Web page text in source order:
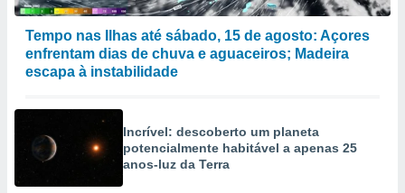
Tempo nas Ilhas até sábado, 15 de agosto: Açores
enfrentam dias de chuva e aguaceiros; Madeira
escapa à instabilidade
Incrível: descoberto um planeta
potencialmente habitável a apenas 25
anos-luz da Terra